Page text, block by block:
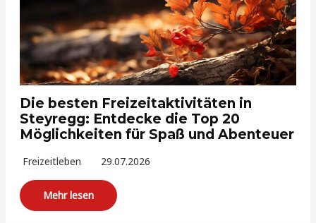
Die besten Freizeitaktivitäten in
Steyregg: Entdecke die Top 20
Möglichkeiten für Spaß und Abenteuer
Freizeitleben 29.07.2026
Mehr lesen